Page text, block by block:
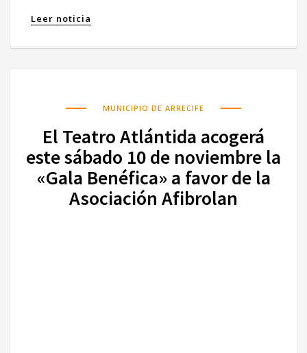
Leer noticia
MUNICIPIO DE ARRECIFE
El Teatro Atlántida acogerá
este sábado 10 de noviembre la
«Gala Benéfica» a favor de la
Asociación Afibrolan